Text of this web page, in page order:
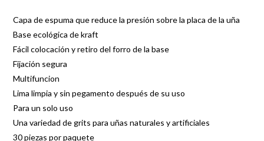
Capa de espuma que reduce la presión sobre la placa de la uña
Base ecológica de kraft
Fácil colocación y retiro del forro de la base
Fijación segura
Multifuncion
Lima limpia y sin pegamento después de su uso
Para un solo uso
Una variedad de grits para uñas naturales y artificiales
30 piezas por paquete